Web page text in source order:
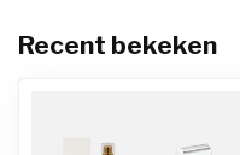
Recent bekeken